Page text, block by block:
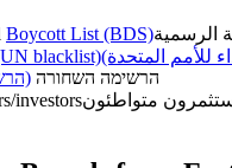
Boycott List (BDS)
blacklist)للأمم المتحدة)
הרשימה השחורה
investors